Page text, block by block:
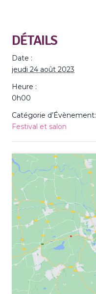
DÉTAILS
Date :
jeudi 24 août 2023
Heure :
0h00
Catégorie d’Évènement:
Festival et salon